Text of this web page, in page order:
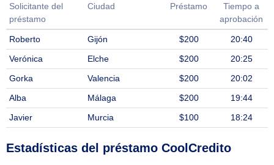
Solicitante del
préstamo
Ciudad Préstamo
Tiempo a
aprobación
Roberto Gijón $200
20:40
Verónica
Elche $200
20:25
Gorka
Valencia $200
20:02
Alba
Málaga $200
19:44
Javier
Murcia $100 18:24
Estadísticas del préstamo CoolCredito